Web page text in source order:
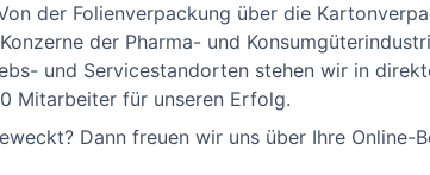
der Folienverpackung über die
der Pharma- und
und Servicestandorten stehen wir in
Mitarbeiter für unseren Erfolg.
Dann freuen wir uns über Ihre Online-